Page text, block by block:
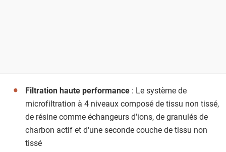
Filtration haute performance : Le système de
microfiltration à 4 niveaux composé de tissu non tissé,
de résine comme échangeurs d'ions, de granulés de
charbon actif et d'une seconde couche de tissu non
tissé